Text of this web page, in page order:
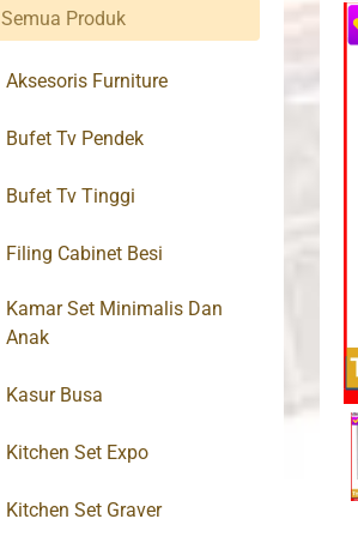
Semua Produk
Aksesoris Furniture
Bufet Tv Pendek
Bufet Tv Tinggi
Filing Cabinet Besi
Kamar Set Minimalis Dan
Anak
Kasur Busa
Kitchen Set Expo
Kitchen Set Graver